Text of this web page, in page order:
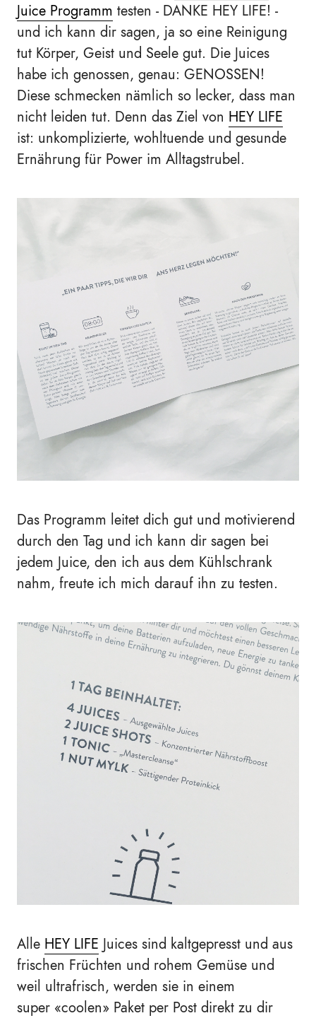
Juice Programm testen - DANKE HEY LIFE! -
und ich kann dir sagen, ja so eine Reinigung
tut Körper, Geist und Seele gut. Die Juices
habe ich genossen, genau: GENOSSEN!
Diese schmecken nämlich so lecker, dass man
nicht leiden tut. Denn das Ziel von HEY LIFE
ist: unkomplizierte, wohltuende und gesunde
Ernährung für Power im Alltagstrubel.
Das Programm leitet dich gut und motivierend
durch den Tag und ich kann dir sagen bei
jedem Juice, den ich aus dem Kühlschrank
nahm, freute ich mich darauf ihn zu testen.
Alle HEY LIFE Juices sind kaltgepresst und aus
frischen Früchten und rohem Gemüse und
weil ultrafrisch, werden sie in einem
super «coolen» Paket per Post direkt zu dir